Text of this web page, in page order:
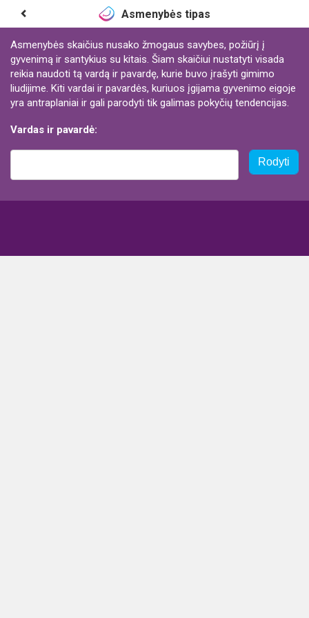
Asmenybės tipas
Asmenybės skaičius nusako žmogaus savybes, požiūrį į
gyvenimą ir santykius su kitais. Šiam skaičiui nustatyti visada
reikia naudoti tą vardą ir pavardę, kurie buvo įrašyti gimimo
liudijime. Kiti vardai ir pavardės, kuriuos įgijama gyvenimo eigoje
yra antraplaniai ir gali parodyti tik galimas pokyčių tendencijas.
Vardas ir pavardė:
Rodyti